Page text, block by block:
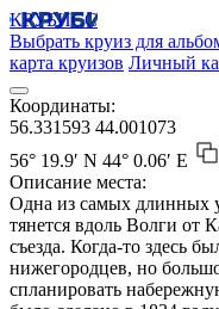
КРУБИСС
Выбрать круиз для
карта круизов Личный
Координаты:
56.331593 44.001073
56° 19.9′ N 44° 0.06′ E
Описание места:
Одна из самых длинных
тянется вдоль Волги от
съезда. Когда-то здесь
нижегородцев, но
спланировать